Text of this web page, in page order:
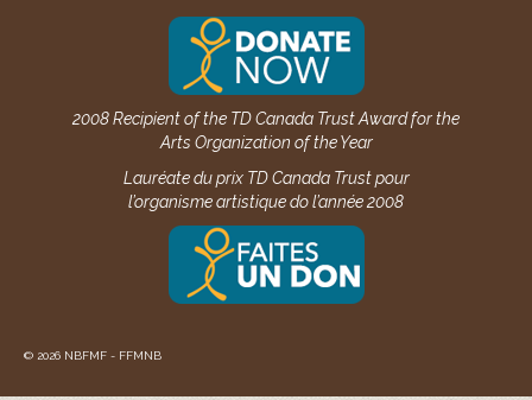
2008 Recipient of the TD Canada Trust Award for the
Arts Organization of the Year
Lauréate du prix TD Canada Trust pour
l’organisme artistique do l’année 2008
© 2026 NBFMF - FFMNB